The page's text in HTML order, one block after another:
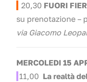
20,30 FUORI
su prenotazione –
via Giacomo
MERCOLEDI 15
11,00 La realtà